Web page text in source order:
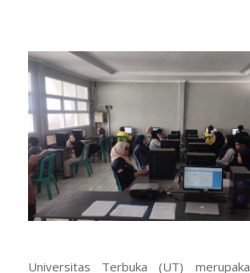
Universitas Terbuka (UT)